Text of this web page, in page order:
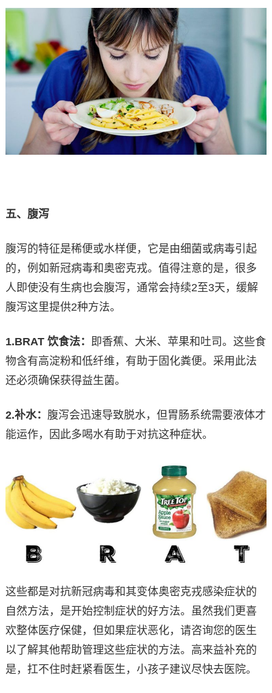
五、腹泻
腹泻的特征是稀便或水样便，它是由细菌或病毒引起
的，例如新冠病毒和奥密克戎。值得注意的是，很多
人即使没有生病也会腹泻，通常会持续2至3天，缓解
腹泻这里提供2种方法。
1.BRAT 饮食法：
即香蕉、大米、苹果和吐司。这些食
物含有高淀粉和低纤维，有助于固化粪便。采用此法
还必须确保获得益生菌。
2.补水： 腹泻会迅速导致脱水，但胃肠系统需要液体才
能运作，因此多喝水有助于对抗这种症状。
这些都是对抗新冠病毒和其变体奥密克戎感染症状的
自然方法，是开始控制症状的好方法。虽然我们更喜
欢整体医疗保健，但如果症状恶化，请咨询您的医生
以了解其他帮助管理这些症状的方法。高来益补充的
是，扛不住时赶紧看医生，小孩子建议尽快去医院。